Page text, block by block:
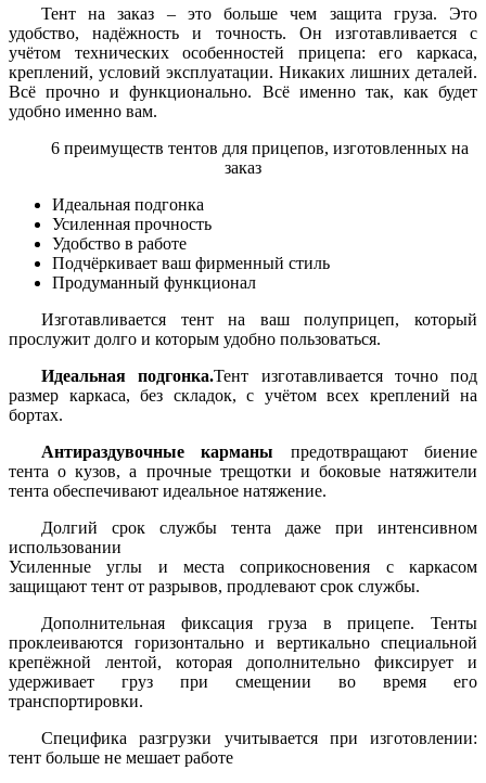
Тент на заказ – это больше чем защита груза. Это
удобство, надёжность и точность. Он изготавливается с
учётом технических особенностей прицепа: его каркаса,
креплений, условий эксплуатации. Никаких лишних деталей.
Всё прочно и функционально. Всё именно так, как будет
удобно именно вам.
6 преимуществ тентов для прицепов, изготовленных на
заказ
Идеальная подгонка
Усиленная прочность
Удобство в работе
Подчёркивает ваш фирменный стиль
Продуманный функционал
Изготавливается тент на ваш полуприцеп, который
прослужит долго и которым удобно пользоваться.
Идеальная подгонка.Тент изготавливается точно под
размер каркаса, без складок, с учётом всех креплений на
бортах.
Антираздувочные карманы предотвращают биение
тента о кузов, а прочные трещотки и боковые натяжители
тента обеспечивают идеальное натяжение.
Долгий срок службы тента даже при интенсивном
использовании
Усиленные углы и места соприкосновения с каркасом
защищают тент от разрывов, продлевают срок службы.
Дополнительная фиксация груза в прицепе. Тенты
проклеиваются горизонтально и вертикально специальной
крепёжной лентой, которая дополнительно фиксирует и
удерживает груз при смещении во время его
транспортировки.
Специфика разгрузки учитывается при изготовлении:
тент больше не мешает работе